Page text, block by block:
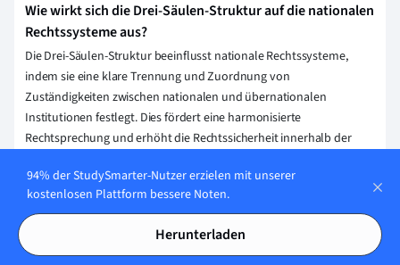
Wie wirkt sich die Drei-Säulen-Struktur auf die nationalen
Rechtssysteme aus?
Die Drei-Säulen-Struktur beeinflusst nationale Rechtssysteme,
indem sie eine klare Trennung und Zuordnung von
Zuständigkeiten zwischen nationalen und übernationalen
Institutionen festlegt. Dies fördert eine harmonisierte
Rechtsprechung und erhöht die Rechtssicherheit innerhalb der
Welche spezifischen Bereiche umfasst die Drei-Säulen-
Struktur im europäischen Recht?
Die Drei-Säulen-Struktur im europäischen Recht bezieht sich auf die
Europäische Gemeinschaften (EG, jetzt EU), die Gemeinsame
94% der StudySmarter-Nutzer erzielen mit unserer
kostenlosen Plattform bessere Noten.
Herunterladen